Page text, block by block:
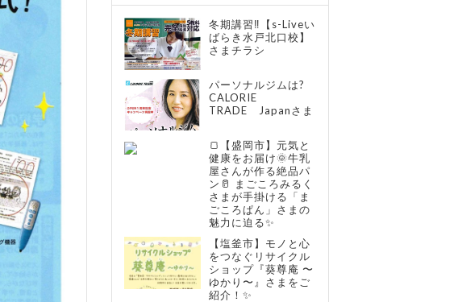
冬期講習‼【s-Liveい
ばらき水戸北口校】
さまチラシ
パーソナルジムは?
CALORIE
TRADE Japanさま
🍞【盛岡市】元気と
健康をお届け🌞牛乳
屋さんが作る絶品パ
ン🥛 まごころみるく
さまが手掛ける「ま
ごころぱん」さまの
魅力に迫る✨
【塩釜市】モノと心
をつなぐリサイクル
ショップ『葵尊庵 〜
ゆかり〜』さまをご
紹介！✨